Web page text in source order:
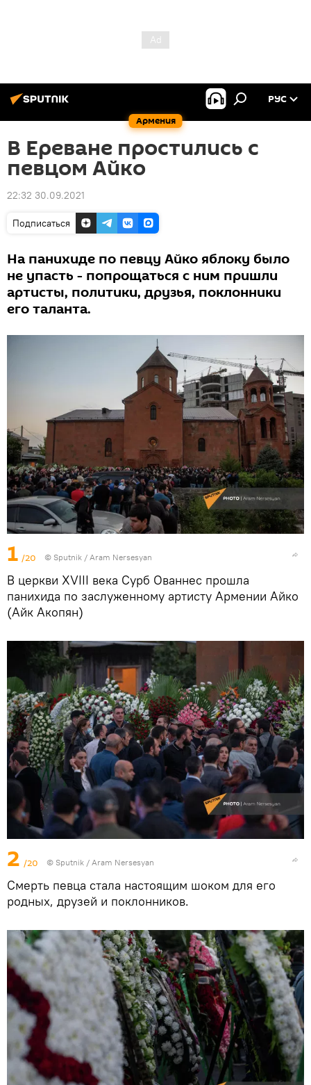
Армения
РУС
В Ереване простились с
певцом Айко
22:32 30.09.2021
Подписаться
На панихиде по певцу Айко яблоку было
не упасть - попрощаться с ним пришли
артисты, политики, друзья, поклонники
его таланта.
1 /20 © Sputnik / Aram Nersesyan
В церкви XVIII века Сурб Ованнес прошла
панихида по заслуженному артисту Армении Айко
(Айк Акопян)
2 /20 © Sputnik / Aram Nersesyan
Смерть певца стала настоящим шоком для его
родных, друзей и поклонников.